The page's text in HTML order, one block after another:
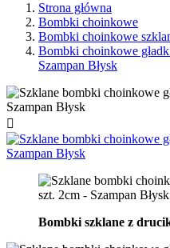
Strona główna
Bombki choinkowe
Bombki choinkowe
Bombki choinkowe
Szampan Błysk

Bombki szklane z